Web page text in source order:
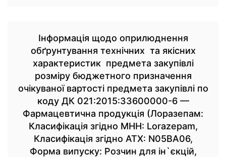
Інформація щодо оприлюднення
обґрунтування технічних та якісних
характеристик предмета закупівлі
розміру бюджетного призначення
очікуваної вартості предмета закупівлі по
коду ДК 021:2015:33600000-6 —
Фармацевтична продукція (Лоразепам:
Класифікація згідно МНН: Lorazepam,
Класифікація згідно АТХ: N05BA06,
Форма випуску: Розчин для ін`єкцій,